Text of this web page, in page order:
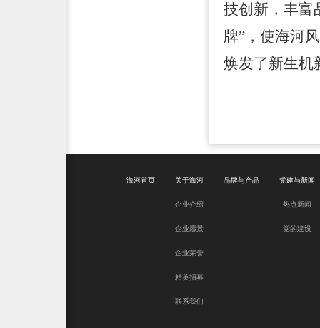
技创新，丰富
牌”，使海河
焕发了新生机
海河首页 关于海河
企业介绍
企业愿景
企业荣誉
精英招募
联系我们
品牌与产品 党建与新闻
热点新闻
党的建设